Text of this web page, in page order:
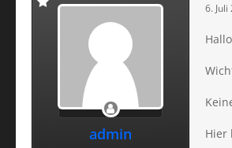
admin
6. Juli
Hier